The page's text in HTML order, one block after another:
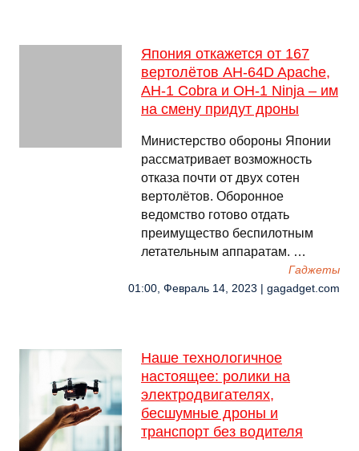
Япония откажется от 167
вертолётов AH-64D Apache,
AH-1 Cobra и OH-1 Ninja – им
на смену придут дроны
Министерство обороны Японии
рассматривает возможность
отказа почти от двух сотен
вертолётов. Оборонное
ведомство готово отдать
преимущество беспилотным
летательным аппаратам. …
Гаджеты
01:00, Февраль 14, 2023 | gagadget.com
Наше технологичное
настоящее: ролики на
электродвигателях,
бесшумные дроны и
транспорт без водителя